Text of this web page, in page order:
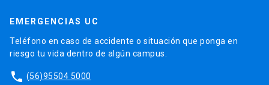
EMERGENCIAS UC
Teléfono en caso de accidente o situación que ponga en
riesgo tu vida dentro de algún campus.
phone (56)95504 5000